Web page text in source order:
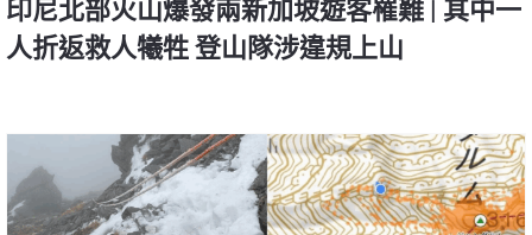
印尼北部火山爆發兩新加坡遊客罹難 | 其中一
人折返救人犧牲 登山隊涉違規上山